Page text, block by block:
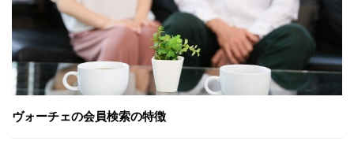
ヴォーチェの会員検索の特徴